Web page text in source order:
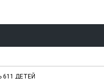
ДЕТЕЙ